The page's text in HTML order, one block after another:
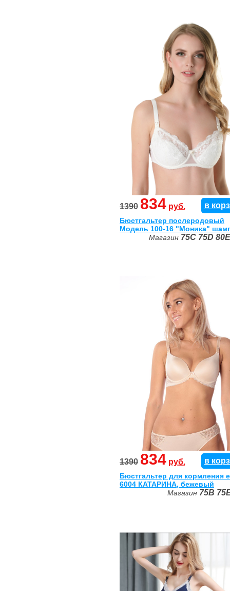
1390 834 руб. в
Бюстгальтер послеродовый
Модель 100-16 "Моника"
Магазин 75C 75D
1390 834 руб. в
Бюстгальтер для кормления
6004 КАТАРИНА, бежевый
Магазин 75B